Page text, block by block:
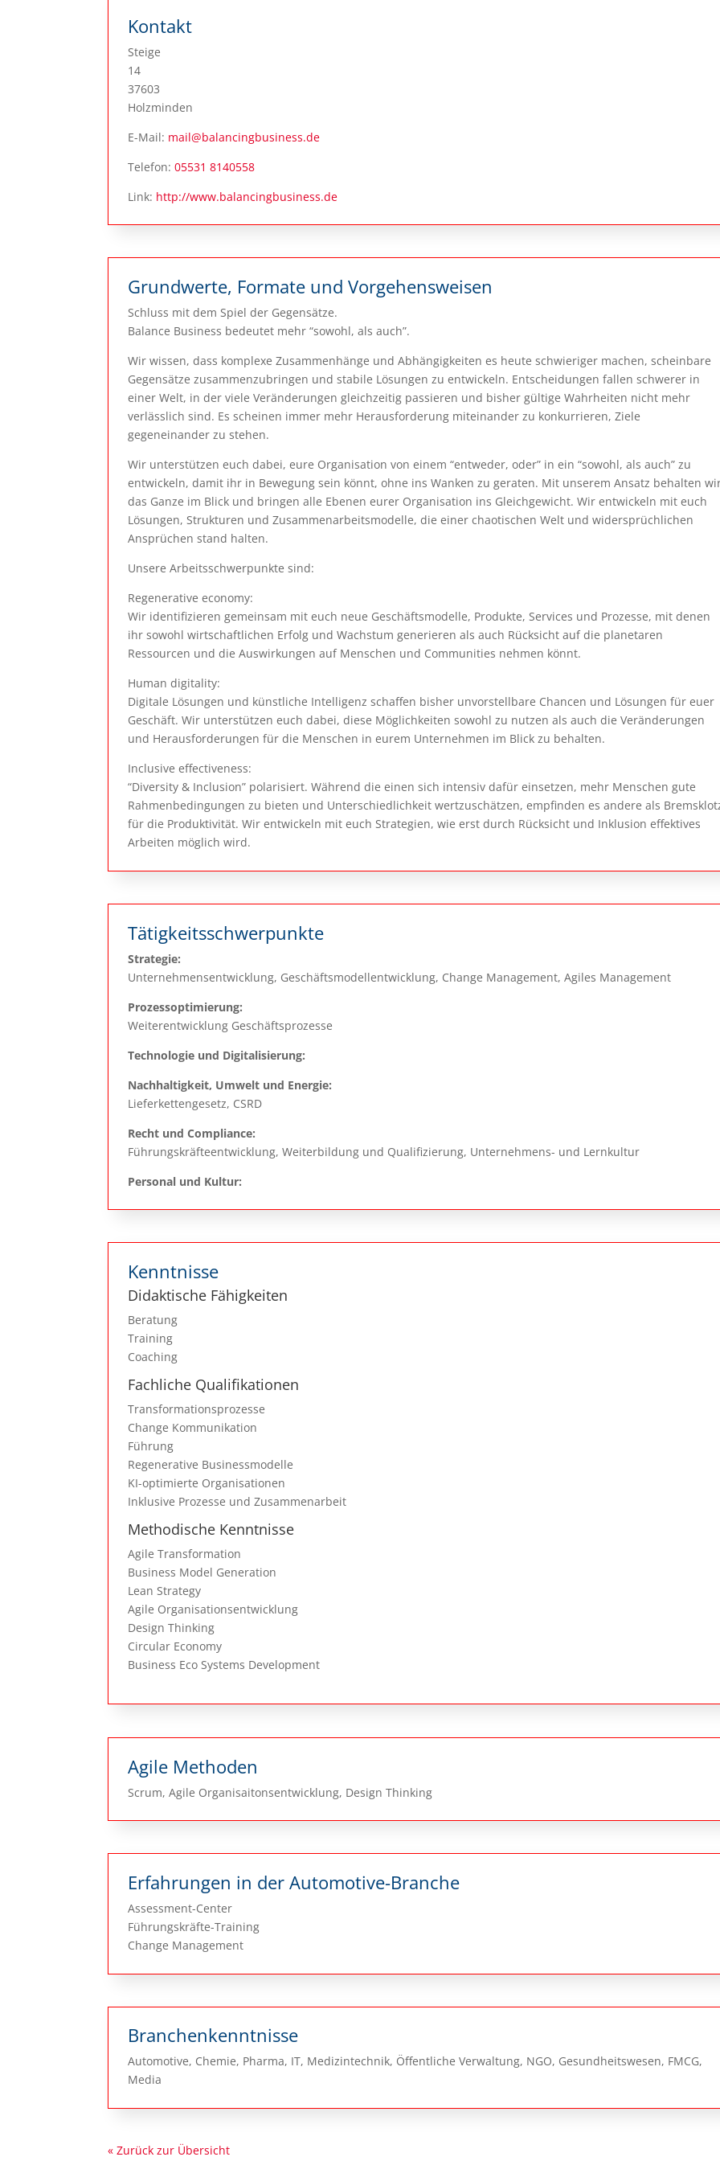
Kontakt
Steige
14
37603
Holzminden
E-Mail: mail@balancingbusiness.de
Telefon:05531 8140558
Link: http://www.balancingbusiness.de
Grundwerte, Formate und Vorgehensweisen
Schluss mit dem Spiel der Gegensätze.
Balance Business bedeutet mehr “sowohl, als auch”.
Wir wissen, dass komplexe Zusammenhänge und Abhängigkeiten es heute schwieriger machen, scheinbare
Gegensätze zusammenzubringen und stabile Lösungen zu entwickeln. Entscheidungen fallen schwerer in
einer Welt, in der viele Veränderungen gleichzeitig passieren und bisher gültige Wahrheiten nicht mehr
verlässlich sind. Es scheinen immer mehr Herausforderung miteinander zu konkurrieren, Ziele
gegeneinander zu stehen.
Wir unterstützen euch dabei, eure Organisation von einem “entweder, oder” in ein “sowohl, als auch” zu
entwickeln, damit ihr in Bewegung sein könnt, ohne ins Wanken zu geraten. Mit unserem Ansatz behalten
das Ganze im Blick und bringen alle Ebenen eurer Organisation ins Gleichgewicht. Wir entwickeln mit euch
Lösungen, Strukturen und Zusammenarbeitsmodelle, die einer chaotischen Welt und widersprüchlichen
Ansprüchen stand halten.
Unsere Arbeitsschwerpunkte sind:
Regenerative economy:
Wir identifizieren gemeinsam mit euch neue Geschäftsmodelle, Produkte, Services und Prozesse, mit denen
ihr sowohl wirtschaftlichen Erfolg und Wachstum generieren als auch Rücksicht auf die planetaren
Ressourcen und die Auswirkungen auf Menschen und Communities nehmen könnt.
Human digitality:
Digitale Lösungen und künstliche Intelligenz schaffen bisher unvorstellbare Chancen und Lösungen für euer
Geschäft. Wir unterstützen euch dabei, diese Möglichkeiten sowohl zu nutzen als auch die Veränderungen
und Herausforderungen für die Menschen in eurem Unternehmen im Blick zu behalten.
Inclusive effectiveness:
“Diversity & Inclusion” polarisiert. Während die einen sich intensiv dafür einsetzen, mehr Menschen gute
Rahmenbedingungen zu bieten und Unterschiedlichkeit wertzuschätzen, empfinden es andere als
für die Produktivität. Wir entwickeln mit euch Strategien, wie erst durch Rücksicht und Inklusion effektives
Arbeiten möglich wird.
Tätigkeitsschwerpunkte
Strategie:
Unternehmensentwicklung, Geschäftsmodellentwicklung, Change Management, Agiles Management
Prozessoptimierung:
Weiterentwicklung Geschäftsprozesse
Technologie und Digitalisierung:
Nachhaltigkeit, Umwelt und Energie:
Lieferkettengesetz, CSRD
Recht und Compliance:
Führungskräfteentwicklung, Weiterbildung und Qualifizierung, Unternehmens- und Lernkultur
Personal und Kultur:
Kenntnisse
Didaktische Fähigkeiten
Beratung
Training
Coaching
Fachliche Qualifikationen
Transformationsprozesse
Change Kommunikation
Führung
Regenerative Businessmodelle
KI-optimierte Organisationen
Inklusive Prozesse und Zusammenarbeit
Methodische Kenntnisse
Agile Transformation
Business Model Generation
Lean Strategy
Agile Organisationsentwicklung
Design Thinking
Circular Economy
Business Eco Systems Development
Agile Methoden
Scrum, Agile Organisaitonsentwicklung, Design Thinking
Erfahrungen in der Automotive-Branche
Assessment-Center
Führungskräfte-Training
Change Management
Branchenkenntnisse
Automotive, Chemie, Pharma, IT, Medizintechnik, Öffentliche Verwaltung, NGO, Gesundheitswesen, FMCG,
Media
« Zurück zur Übersicht